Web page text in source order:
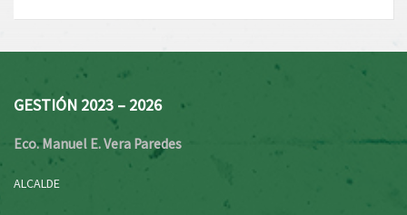
GESTIÓN 2023 – 2026
Eco. Manuel E. Vera Paredes
ALCALDE